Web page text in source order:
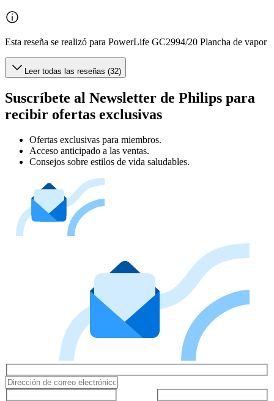
Esta reseña se realizó para PowerLife GC2994/20 Plancha de vapor
Leer todas las reseñas (32)
Suscríbete al Newsletter de Philips para
recibir ofertas exclusivas
Ofertas exclusivas para miembros.
Acceso anticipado a las ventas.
Consejos sobre estilos de vida saludables.